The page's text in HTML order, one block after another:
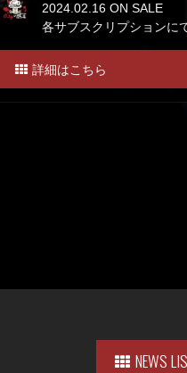
2024.02.16 ON SALE
各サブスクリプションに
詳細はこちら
NEWS